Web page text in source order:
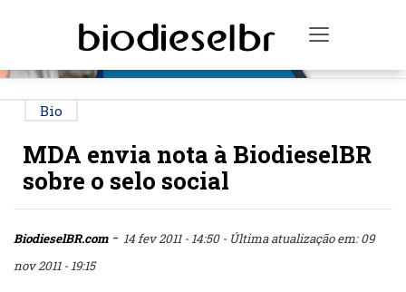
Toggle
Bio
MDA envia nota à BiodieselBR
sobre o selo social
BiodieselBR.com- 14 fev 2011 - 14:50 - Última atualização em: 09
nov 2011 - 19:15